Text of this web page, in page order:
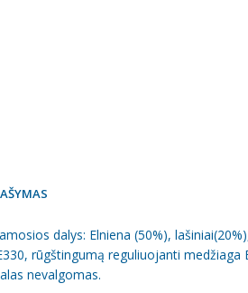
dalys: Elniena (50%),
rūgštingumą reguliuojanti
nevalgomas.